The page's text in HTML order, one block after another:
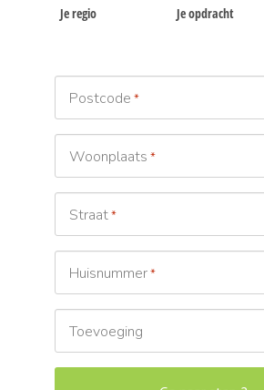
Je regio
Je opdracht
Postcode *
Woonplaats *
Straat*
Huisnummer*
Toevoeging